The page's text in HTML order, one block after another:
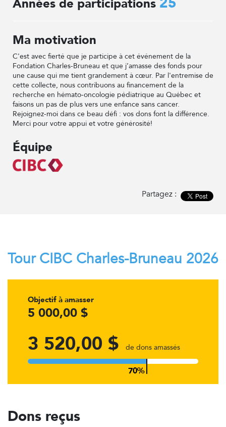
Années de participations
Ma motivation
C'est avec fierté que je participe à cet événement de la
Fondation Charles-Bruneau et que j’amasse des fonds pour
une cause qui me tient grandement à cœur. Par l'entremise de
cette collecte, nous contribuons au financement de la
recherche en hémato-oncologie pédiatrique au Québec et
faisons un pas de plus vers une enfance sans cancer.
Rejoignez-moi dans ce beau défi : vos dons font la différence.
Merci pour votre appui et votre générosité!
Équipe
Partagez :
Tour CIBC Charles-Bruneau 2026
Objectif à amasser
5 000,00 $
3 520,00 $ de dons amassés
Dons reçus